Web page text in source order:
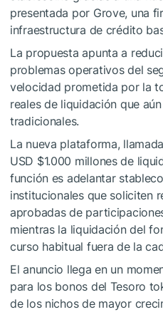
presentada por Grove, una
infraestructura de crédito
La propuesta apunta a
problemas operativos del
velocidad prometida por la
reales de liquidación que
tradicionales.
La nueva plataforma,
USD $1.000 millones de
función es adelantar
institucionales que soliciten
aprobadas de
mientras la liquidación del
curso habitual fuera de la
El anuncio llega en un
para los bonos del Tesoro
de los nichos de mayor